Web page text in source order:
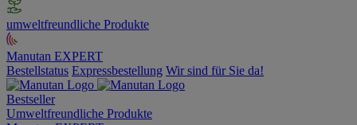
umweltfreundliche Produkte
Manutan EXPERT
Bestellstatus Expressbestellung Wir sind für Sie da!
Bestseller
Umweltfreundliche Produkte